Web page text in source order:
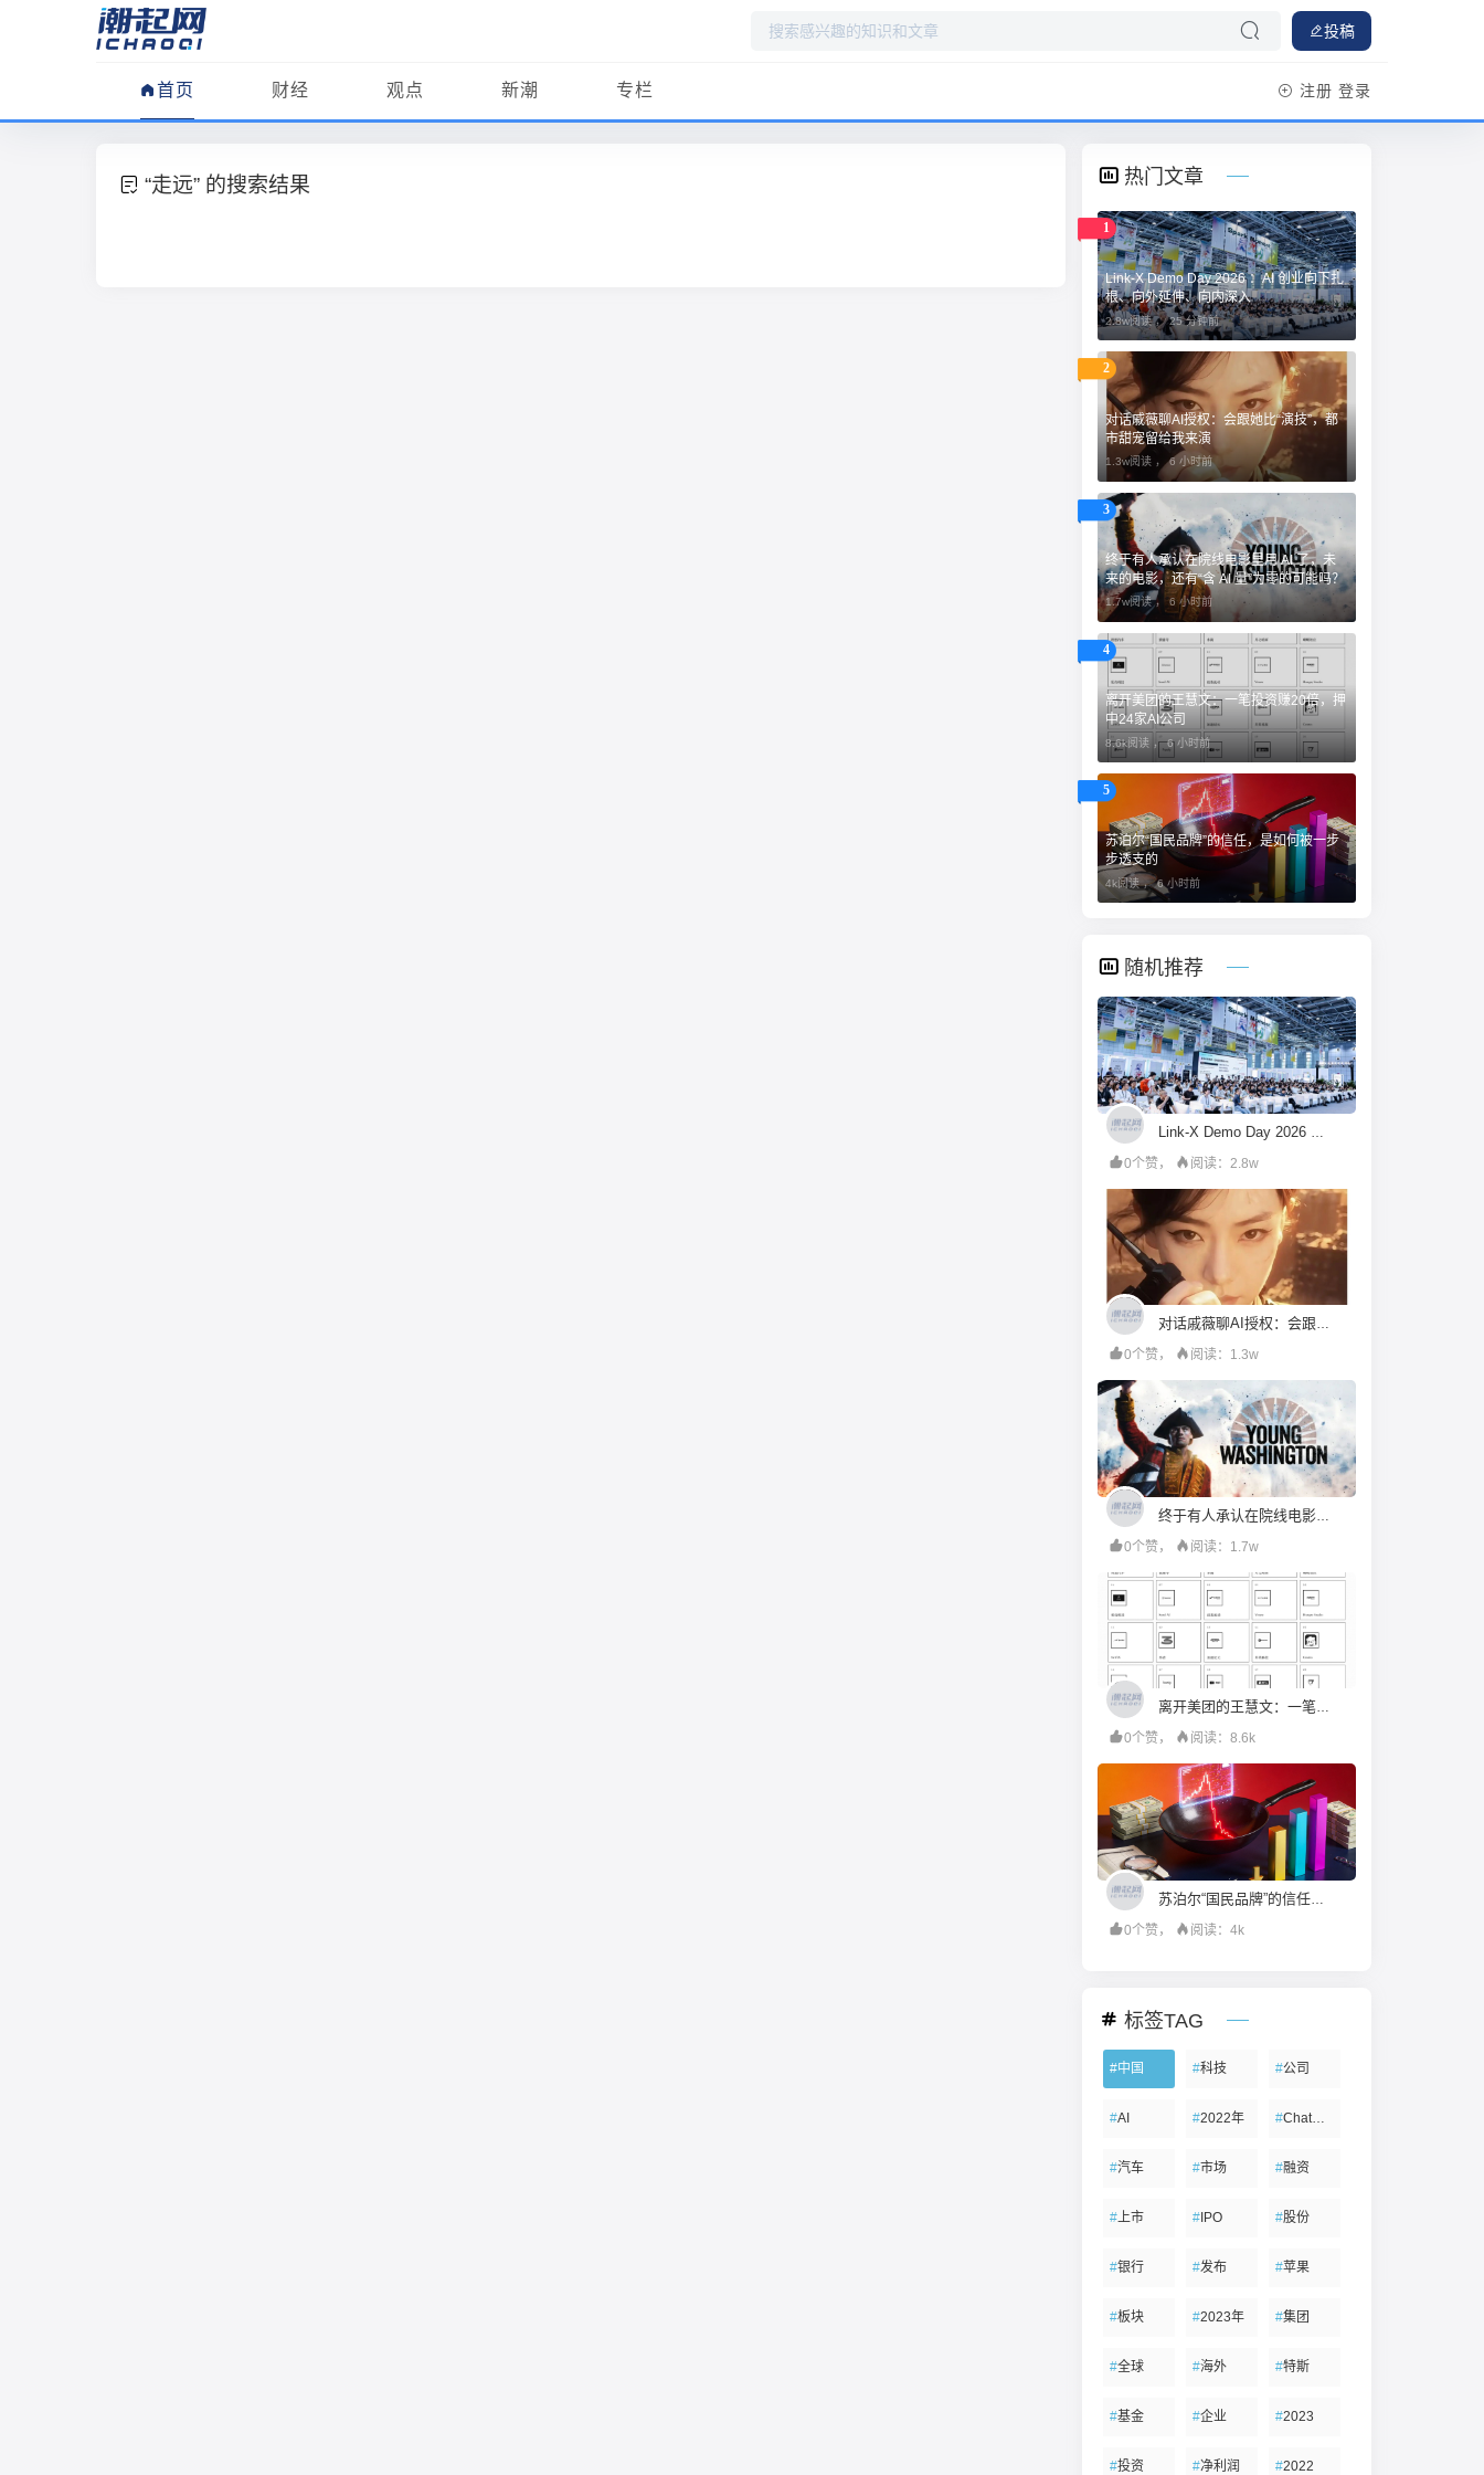
投稿
首页 财经 观点 新潮 专栏 注册 登录
“走远” 的搜索结果 热门文章
1
Link-X Demo Day 2026 ：AI 创业向下扎
根、向外延伸、向内深入
2.8w阅读 ，25 分钟前
2
对话戚薇聊AI授权：会跟她比“演技”，都
市甜宠留给我来演
1.3w阅读 ，6 小时前
3
终于有人承认在院线电影里用 AI 了，未
来的电影，还有“含 AI 量”为零的可能吗？
1.7w阅读 ，6 小时前
4
离开美团的王慧文：一笔投资赚20倍，押
中24家AI公司
8.6k阅读 ，6 小时前
5
苏泊尔“国民品牌”的信任，是如何被一步
步透支的
4k阅读 ，6 小时前
随机推荐
0个赞，
阅读：2.8w
对话戚薇聊AI授权：会跟她比“演技”，都市甜宠留给我来演
0个赞，
阅读：1.3w
终于有人承认在院线电影里用 AI 了，未来的电影，还有“含 AI 量”为零的可能吗？
0个赞，
阅读：1.7w
离开美团的王慧文：一笔投资赚20倍，押中24家AI公司
0个赞，
阅读：8.6k
苏泊尔“国民品牌”的信任，是如何被一步步透支的
0个赞，
阅读：4k
标签TAG
#中国 #科技 #公司
#AI #2022年 #ChatGPT
#汽车 #市场 #融资
#上市 #IPO #股份
#银行 #发布 #苹果
#板块 #2023年 #集团
#全球 #海外 #特斯
#基金 #企业 #2023
#投资 #净利润 #2022